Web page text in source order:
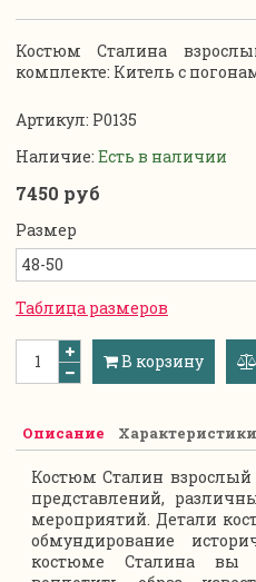
Костюм Сталина
комплекте: Китель с
Артикул: P0135
Наличие: Есть в наличии
7450 руб
Размер
Таблица размеров
В корзину
Описание Характеристики
Костюм Сталин взрослый
представлений,
мероприятий. Детали
обмундирование
костюме Сталина вы